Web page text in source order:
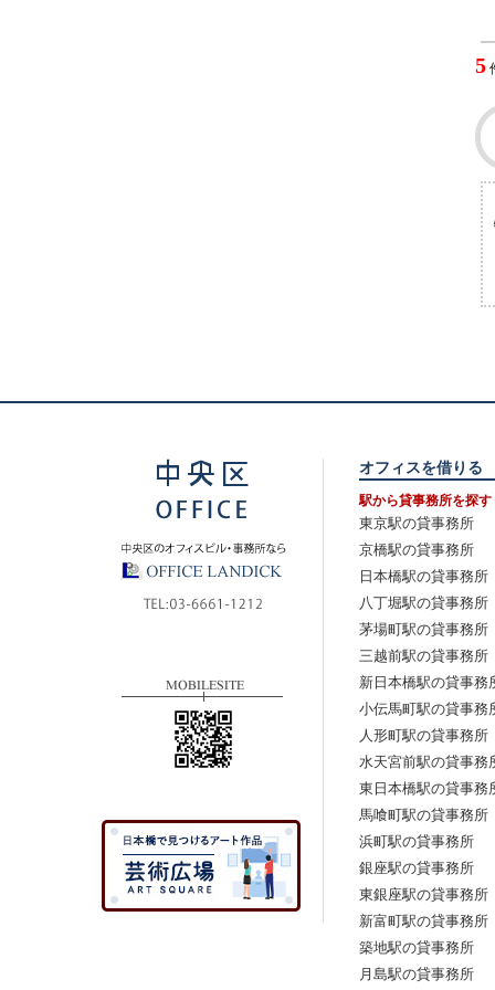
5
オフィスを借りる
駅から貸事務所を探す
東京駅の貸事務所
京橋駅の貸事務所
日本橋駅の貸事務所
八丁堀駅の貸事務所
茅場町駅の貸事務所
三越前駅の貸事務所
新日本橋駅の貸事務
小伝馬町駅の貸事務
人形町駅の貸事務所
水天宮前駅の貸事務
東日本橋駅の貸事務
馬喰町駅の貸事務所
浜町駅の貸事務所
銀座駅の貸事務所
東銀座駅の貸事務所
新富町駅の貸事務所
築地駅の貸事務所
月島駅の貸事務所